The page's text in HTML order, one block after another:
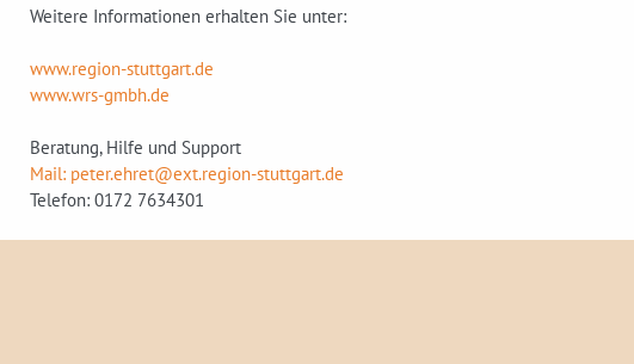
Weitere Informationen erhalten Sie unter:
www.region-stuttgart.de
www.wrs-gmbh.de
Beratung, Hilfe und Support
Mail: peter.ehret@ext.region-stuttgart.de
Telefon: 0172 7634301